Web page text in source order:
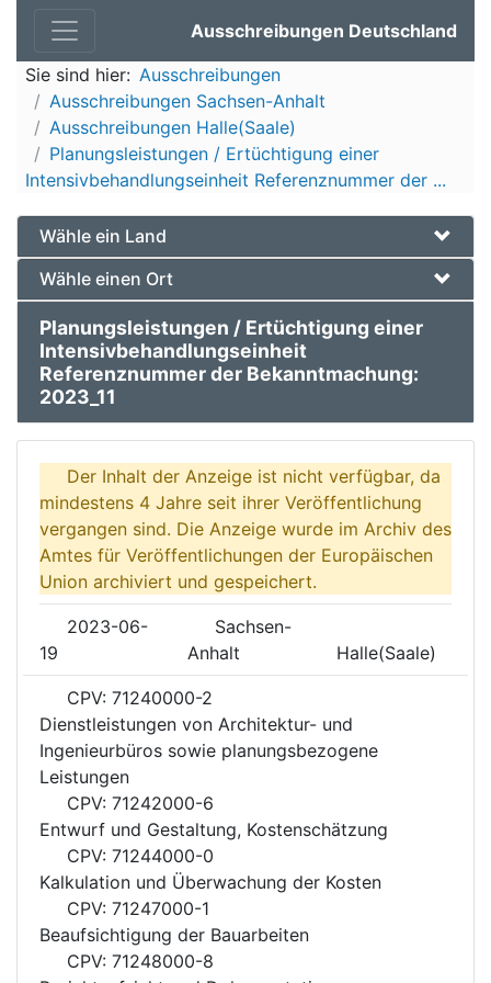
Ausschreibungen Deutschland
Sie sind hier: Ausschreibungen
Ausschreibungen Sachsen-Anhalt
Ausschreibungen Halle(Saale)
Planungsleistungen / Ertüchtigung einer
Intensivbehandlungseinheit Referenznummer der ...
Wähle ein Land
Wähle einen Ort
Planungsleistungen / Ertüchtigung einer
Intensivbehandlungseinheit
Referenznummer der Bekanntmachung:
2023_11
Der Inhalt der Anzeige ist nicht verfügbar, da
mindestens 4 Jahre seit ihrer Veröffentlichung
vergangen sind. Die Anzeige wurde im Archiv des
Amtes für Veröffentlichungen der Europäischen
Union archiviert und gespeichert.
2023-06-
19
Sachsen-
Anhalt
Halle(Saale)
CPV: 71240000-2
Dienstleistungen von Architektur- und
Ingenieurbüros sowie planungsbezogene
Leistungen
CPV: 71242000-6
Entwurf und Gestaltung, Kostenschätzung
CPV: 71244000-0
Kalkulation und Überwachung der Kosten
CPV: 71247000-1
Beaufsichtigung der Bauarbeiten
CPV: 71248000-8